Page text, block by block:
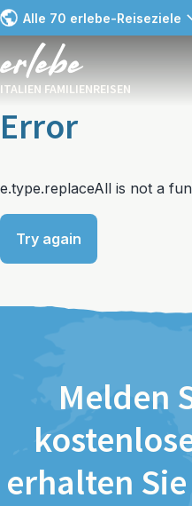
Alle 70 erlebe-Reiseziele
ITALIEN FAMILIENREISEN
Error
e.type.replaceAll is not a
Try again
Melden
erhalten